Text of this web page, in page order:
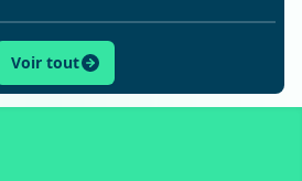
Voir tout